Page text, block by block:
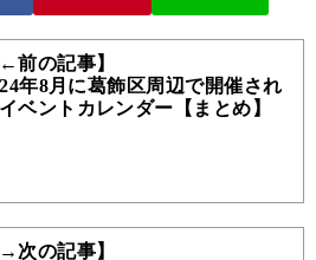
←前の記事】
年8月に葛飾区周辺で開催され
ベントカレンダー【まとめ】
→次の記事】